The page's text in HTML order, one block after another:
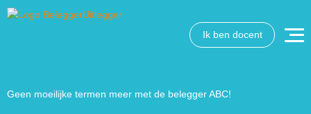
Ik ben docent
Geen moeilijke termen meer met de belegger ABC!